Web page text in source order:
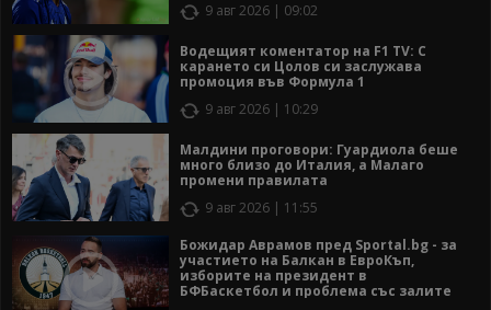
9 авг 2026 | 09:02
Водещият коментатор на F1 TV: С
карането си Цолов си заслужава
промоция във Формула 1
9 авг 2026 | 10:29
Малдини проговори: Гуардиола беше
много близо до Италия, а Малаго
промени правилата
9 авг 2026 | 11:55
Божидар Аврамов пред Sportal.bg - за
участието на Балкан в ЕвроКъп,
изборите на президент в
БФБаскетбол и проблема със залите